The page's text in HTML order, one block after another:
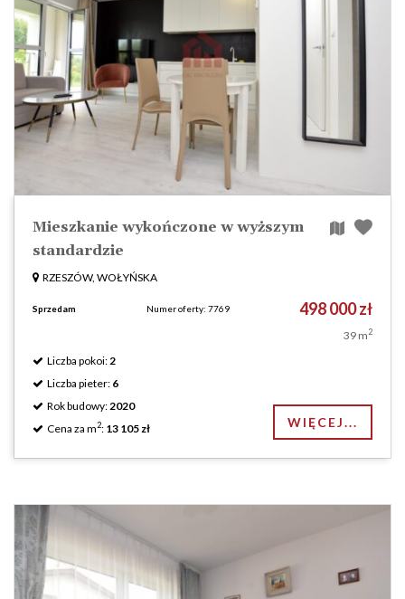
Mieszkanie wykończone w wyższym
standardzie
RZESZÓW, WOŁYŃSKA
Sprzedam Numer oferty: 7769 498 000 zł
39 m2
Liczba pokoi: 2
Liczba pieter: 6
Rok budowy: 2020
Cena za m2: 13 105 zł WIĘCEJ...